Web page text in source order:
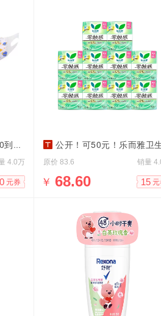
用
4.0万
元券
公开！可50元！乐而雅卫生巾特长80
原价 83.6 销量
￥ 68.60 15